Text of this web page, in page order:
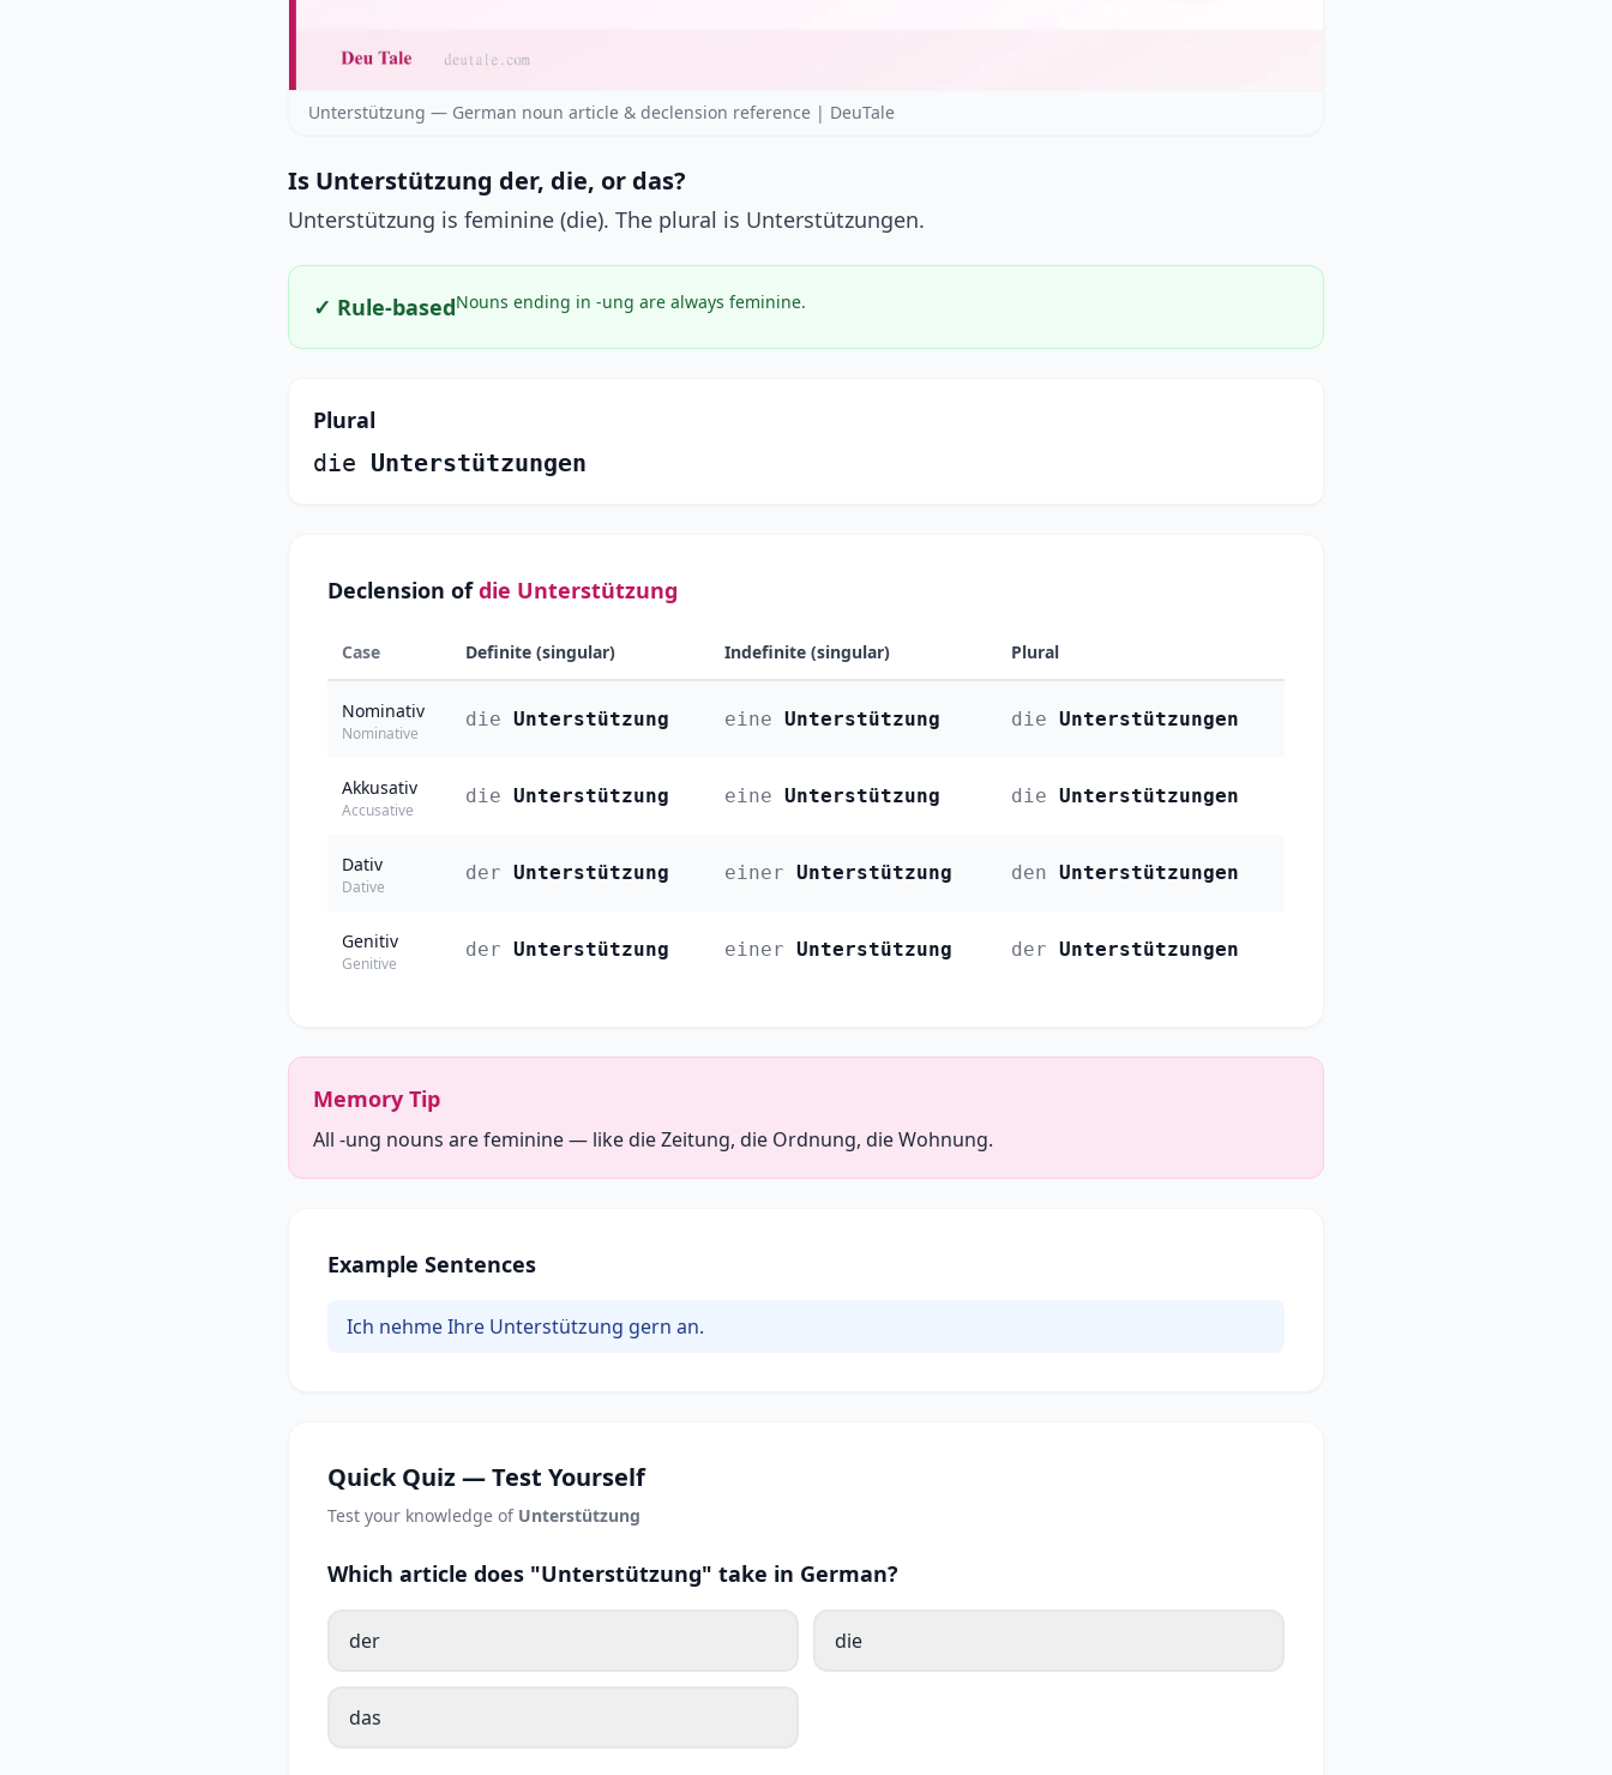
Unterstützung — German noun article & declension reference | DeuTale
Is Unterstützung der, die, or das?
Unterstützung is feminine (die). The plural is Unterstützungen.
✓ Rule-basedNouns ending in -ung are always feminine.
Plural
die Unterstützungen
Declension ofdie Unterstützung
Case Definite (singular) Indefinite (singular) Plural
Nominativ
Nominative
die Unterstützung eine Unterstützung die Unterstützungen
Akkusativ
Accusative
die Unterstützung eine Unterstützung die Unterstützungen
Dativ
Dative
der Unterstützung einer Unterstützung den Unterstützungen
Genitiv
Genitive
der Unterstützung einer Unterstützung der Unterstützungen
Memory Tip
All -ung nouns are feminine — like die Zeitung, die Ordnung, die Wohnung.
Example Sentences
Ich nehme Ihre Unterstützung gern an.
Quick Quiz — Test Yourself
Test your knowledge of Unterstützung
Which article does "Unterstützung" take in German?
der die
das